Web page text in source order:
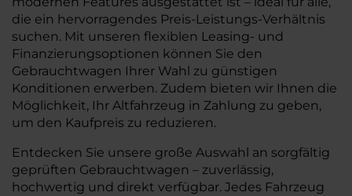
die ein hervorragendes Preis-Leistungs-Verhältnis
suchen. Mit unseren flexiblen Leasing- und
Finanzierungsoptionen können Sie den
Gebrauchtwagen Ihrer Wahl zu günstigen
Konditionen erwerben. Zudem bieten wir Ihnen die
Möglichkeit, Ihr Altfahrzeug in Zahlung zu geben,
um den Kaufpreis zu reduzieren.
Entdecken Sie unsere große Auswahl an sorgfältig
geprüften Gebrauchtwagen – zuverlässig,
hochwertig und direkt verfügbar. Jedes Fahrzeug